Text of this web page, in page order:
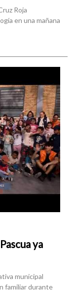
Roja
en una mañana
ya
municipal
familiar durante